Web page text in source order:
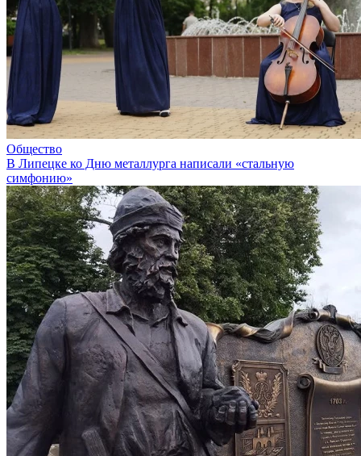
Общество
В Липецке ко Дню металлурга написали «стальную
симфонию»